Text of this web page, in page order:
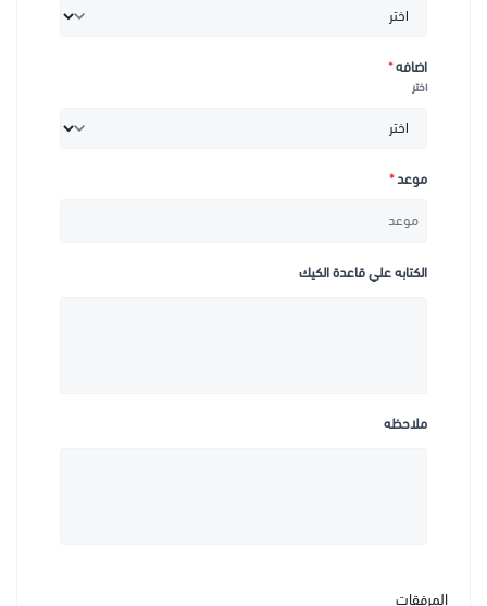
اضافه*
اختر
موعد*
الكتابه علي قاعدة الكيك
ملاحظه
المرفقات